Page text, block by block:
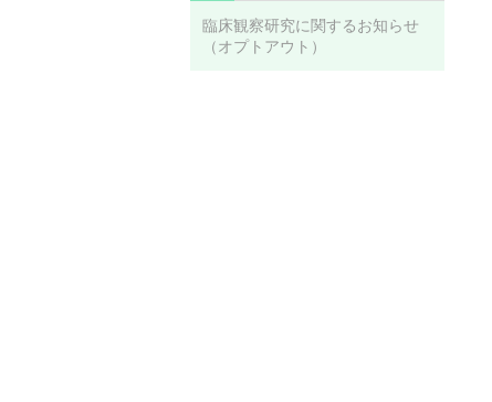
臨床観察研究に関するお知らせ
（オプトアウト）